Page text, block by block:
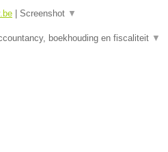
Screenshot ▼
boekhouding en fiscaliteit ▼